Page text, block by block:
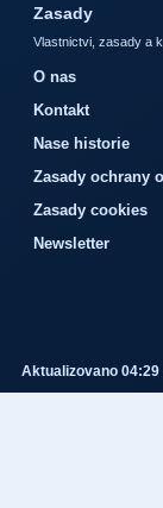
Zasady
Vlastnictvi, zasady a
O nas
Kontakt
Nase historie
Zasady ochrany
Zasady cookies
Newsletter
Aktualizovano 04:29